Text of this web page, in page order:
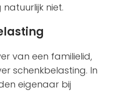
niet.
van een familielid,
schenkbelasting. In
eigenaar bij